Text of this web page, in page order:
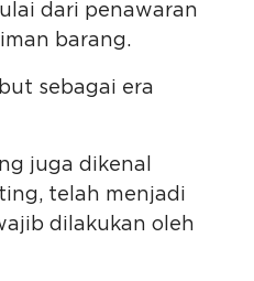
dari penawaran
barang.
sebagai era
juga dikenal
telah menjadi
dilakukan oleh